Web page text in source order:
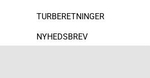
TURBERETNINGER
NYHEDSBREV